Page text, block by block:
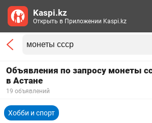
Объявления по запросу монеты
в Астане
19 объявлений
Хобби и спорт
Kaspi.kz
Открыть в Приложении Kaspi.kz